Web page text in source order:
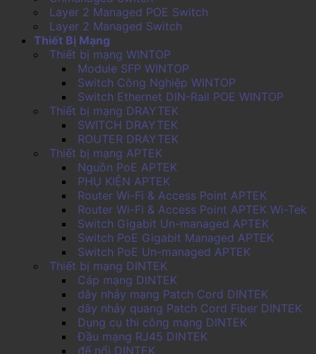
Layer 2 Managed POE Switch
Layer 2 Managed Switch
Thiết Bị Mạng
Thiết bị mạng WINTOP
Module SFP WINTOP
Switch Công Nghiệp WINTOP
Switch Ethernet DIN-Rail POE WINTOP
Thiết bị mạng DRAYTEK
SWITCH DRAYTEK
ROUTER DRAYTEK
Thiết bị mạng APTEK
Nguồn PoE APTEK
PHỤ KIỆN APTEK
Router Wi-Fi & Access Point APTEK
Router Wi-Fi & Access Point APTEK Wi-Tek
Switch Gigabit Un-managed APTEK
Switch PoE Gigabit Managed APTEK
Switch PoE Un-managed APTEK
Thiết bị mạng DINTEK
Cáp mạng DINTEK
dây nhảy mạng Patch Cord DINTEK
dây nhảy quang Patch Cord Fiber DINTEK
Dụng cụ thi công mạng DINTEK
Đầu mạng RJ45 DINTEK
đế nổi DINTEK